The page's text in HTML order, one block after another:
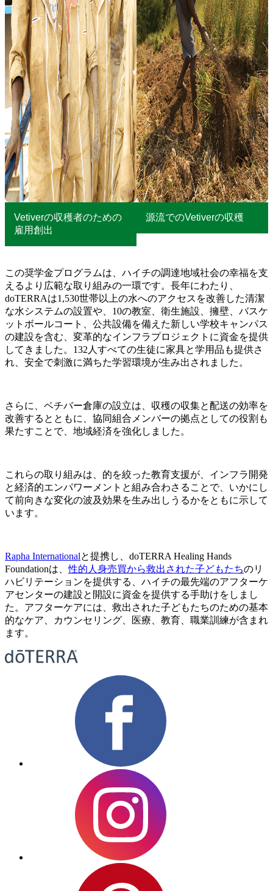
Vetiverの収穫者のための
雇用創出
源流でのVetiverの収穫
この奨学金プログラムは、ハイチの調達地域社会の幸福を支
えるより広範な取り組みの一環です。長年にわたり、
doTERRAは1,530世帯以上の水へのアクセスを改善した清潔
な水システムの設置や、10の教室、衛生施設、擁壁、バスケ
ットボールコート、公共設備を備えた新しい学校キャンパス
の建設を含む、変革的なインフラプロジェクトに資金を提供
してきました。132人すべての生徒に家具と学用品も提供さ
れ、安全で刺激に満ちた学習環境が生み出されました。
さらに、ベチバー倉庫の設立は、収穫の収集と配送の効率を
改善するとともに、協同組合メンバーの拠点としての役割も
果たすことで、地域経済を強化しました。
これらの取り組みは、的を絞った教育支援が、インフラ開発
と経済的エンパワーメントと組み合わさることで、いかにし
て前向きな変化の波及効果を生み出しうるかをともに示して
います。
Rapha Internationalと提携し、doTERRA Healing Hands
Foundationは、性的人身売買から救出された子どもたちのリ
ハビリテーションを提供する、ハイチの最先端のアフターケ
アセンターの建設と開設に資金を提供する手助けをしまし
た。アフターケアには、救出された子どもたちのための基本
的なケア、カウンセリング、医療、教育、職業訓練が含まれ
ます。